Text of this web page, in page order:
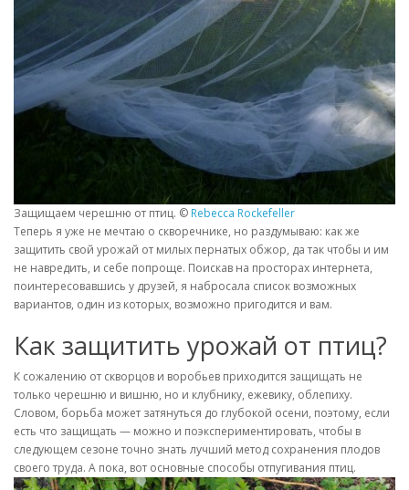
Защищаем черешню от птиц. © Rebecca Rockefeller
Теперь я уже не мечтаю о скворечнике, но раздумываю: как же
защитить свой урожай от милых пернатых обжор, да так чтобы и им
не навредить, и себе попроще. Поискав на просторах интернета,
поинтересовавшись у друзей, я набросала список возможных
вариантов, один из которых, возможно пригодится и вам.
Как защитить урожай от птиц?
К сожалению от скворцов и воробьев приходится защищать не
только черешню и вишню, но и клубнику, ежевику, облепиху.
Словом, борьба может затянуться до глубокой осени, поэтому, если
есть что защищать — можно и поэкспериментировать, чтобы в
следующем сезоне точно знать лучший метод сохранения плодов
своего труда. А пока, вот основные способы отпугивания птиц.